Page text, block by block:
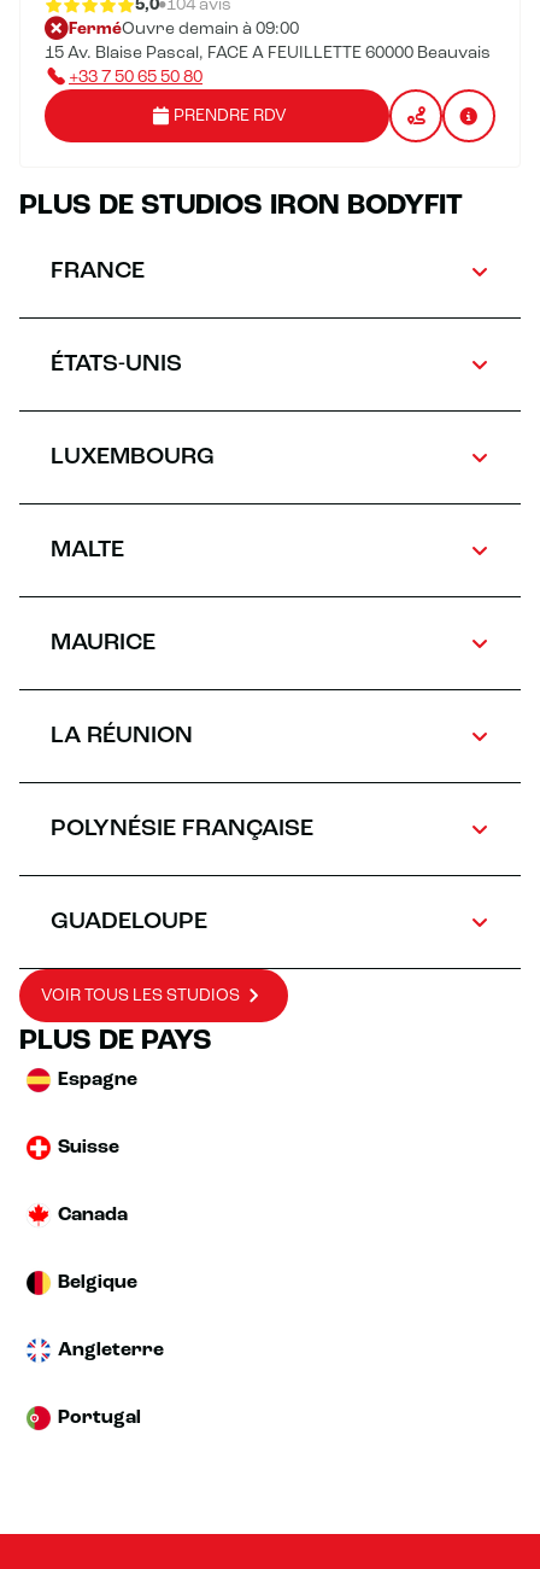
5,0 104 avis
FerméOuvre demain à 09:00
15 Av. Blaise Pascal, FACE A FEUILLETTE 60000 Beauvais
+33 7 50 65 50 80
PRENDRE RDV
PLUS DE STUDIOS IRON BODYFIT
FRANCE
ÉTATS-UNIS
LUXEMBOURG
MALTE
MAURICE
LA RÉUNION
POLYNÉSIE FRANÇAISE
GUADELOUPE
VOIR TOUS LES STUDIOS
PLUS DE PAYS
Espagne
Suisse
Canada
Belgique
Angleterre
Portugal